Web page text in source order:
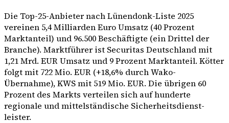
Die Top-25-Anbieter nach Lünendonk-Liste 2025
vereinen 5,4 Milliarden Euro Umsatz (40 Prozent
Marktanteil) und 96.500 Beschäftigte (ein Drittel der
Branche). Marktführer ist Securitas Deutschland mit
1,21 Mrd. EUR Umsatz und 9 Prozent Marktanteil. Kötter
folgt mit 722 Mio. EUR (+18,6% durch Wako-
Übernahme), KWS mit 519 Mio. EUR. Die übrigen 60
Prozent des Markts verteilen sich auf hunderte
regionale und mittelständische Sicherheits­dienst­
leister.